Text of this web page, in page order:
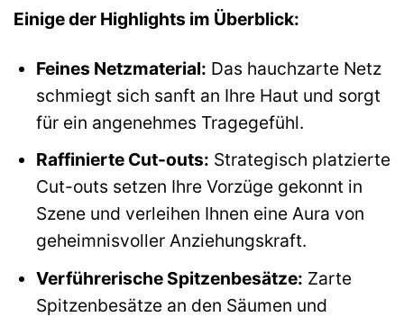
Einige der Highlights im Überblick:
Feines Netzmaterial: Das hauchzarte Netz
schmiegt sich sanft an Ihre Haut und sorgt
für ein angenehmes Tragegefühl.
Raffinierte Cut-outs: Strategisch platzierte
Cut-outs setzen Ihre Vorzüge gekonnt in
Szene und verleihen Ihnen eine Aura von
geheimnisvoller Anziehungskraft.
Verführerische Spitzenbesätze: Zarte
Spitzenbesätze an den Säumen und